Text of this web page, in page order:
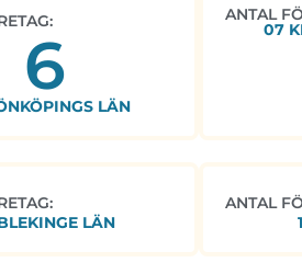
6
LÄN
ANTAL
07
LÄN
ANTAL